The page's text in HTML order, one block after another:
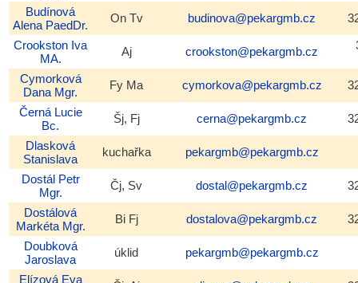
Budínová
Alena PaedDr.
On Tv budinova@pekargmb.cz
Crookston Iva
MA.
Aj crookston@pekargmb.cz
Cymorková
Dana Mgr.
Fy Ma cymorkova@pekargmb.cz
Černá Lucie
Bc.
Šj, Fj cerna@pekargmb.cz
Dlasková
Stanislava
kuchařka
pekargmb@pekargmb.cz
Dostál Petr
Mgr.
Čj, Sv dostal@pekargmb.cz
Dostálová
Markéta Mgr.
Bi Fj dostalova@pekargmb.cz
Doubková
Jaroslava
úklid
pekargmb@pekargmb.cz
Elízová Eva